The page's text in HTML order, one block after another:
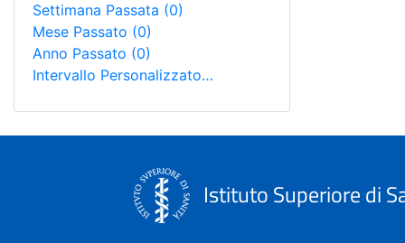
Settimana Passata (0)
Mese Passato (0)
Anno Passato (0)
Intervallo Personalizzato…
Istituto Superiore di